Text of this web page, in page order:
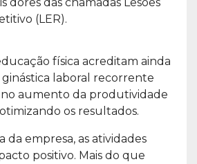
(LER).
física acreditam ainda
laboral recorrente
no aumento da produtividade
os resultados.
da empresa, as atividades
positivo. Mais do que